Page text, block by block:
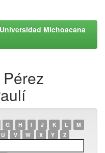
Michoacana
G H I J K L
M
U V W X Y Z